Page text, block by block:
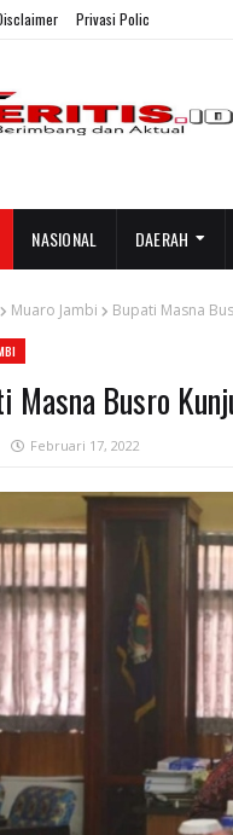
Privasi Polic
NASIONAL DAERAH
Muaro Jambi Bupati Masna
Masna Busro
Februari 17, 2022